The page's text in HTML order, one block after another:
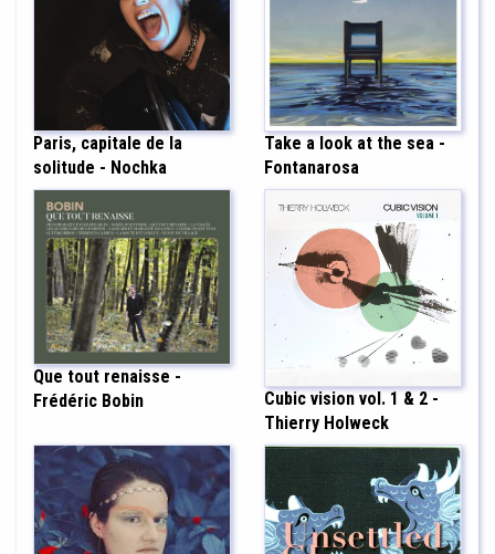
Paris, capitale de la
solitude - Nochka
Take a look at the sea -
Fontanarosa
Que tout renaisse -
Frédéric Bobin
Cubic vision vol. 1 & 2 -
Thierry Holweck